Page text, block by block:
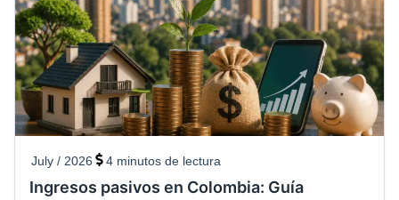
July / 2026 4 minutos de lectura
Ingresos pasivos en Colombia: Guía